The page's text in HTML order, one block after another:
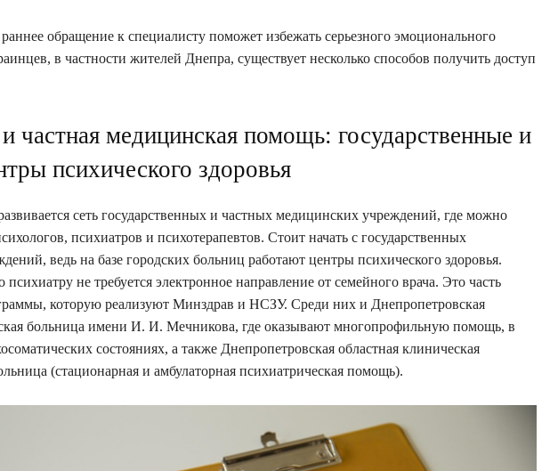
обращение к специалисту поможет избежать серьезного эмоционального
в частности жителей Днепра, существует несколько способов получить доступ
частная медицинская помощь: государственные и
психического здоровья
сеть государственных и частных медицинских учреждений, где можно
психиатров и психотерапевтов. Стоит начать с государственных
ведь на базе городских больниц работают центры психического здоровья.
психиатру не требуется электронное направление от семейного врача. Это часть
которую реализуют Минздрав и НСЗУ. Среди них и Днепропетровская
больница имени И. И. Мечникова, где оказывают многопрофильную помощь, в
состояниях, а также Днепропетровская областная клиническая
(стационарная и амбулаторная психиатрическая помощь).